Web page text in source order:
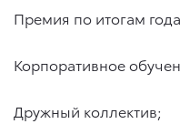
Премия по итогам
Корпоративное
Дружный коллектив;